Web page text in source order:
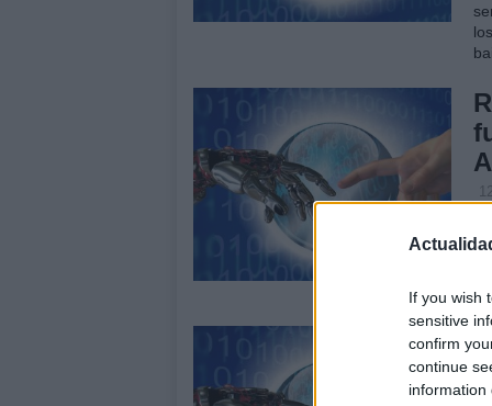
If you wish
sensitive
confirm
continue
information